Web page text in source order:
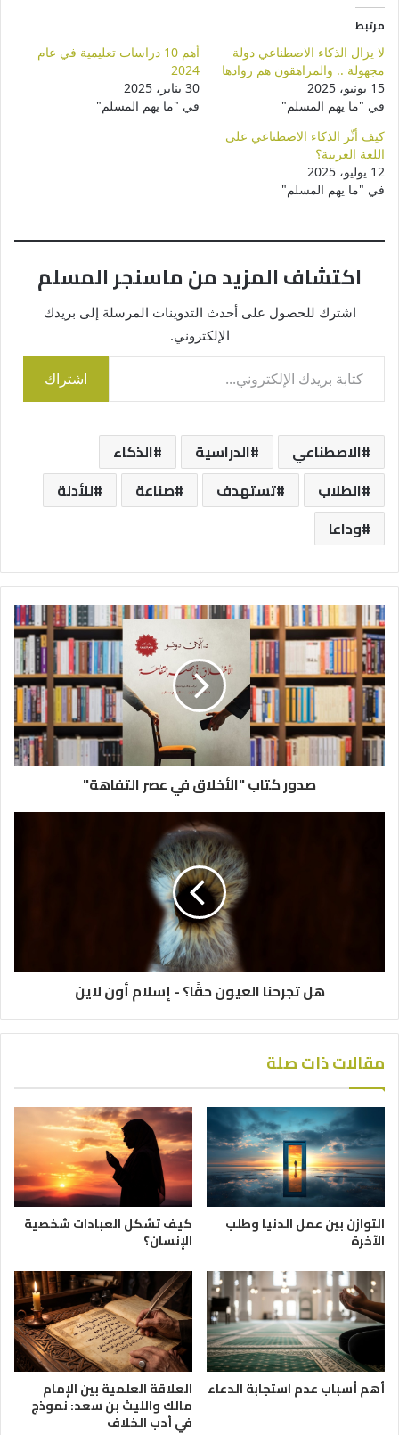
مرتبط
لا يزال الذكاء الاصطناعي دولة
مجهولة .. والمراهقون هم روادها
15 يونيو، 2025
في "ما يهم المسلم"
أهم 10 دراسات تعليمية في عام
2024
30 يناير، 2025
في "ما يهم المسلم"
كيف أثّر الذكاء الاصطناعي على
اللغة العربية؟
12 يوليو، 2025
في "ما يهم المسلم"
اكتشاف المزيد من ماسنجر المسلم
اشترك للحصول على أحدث التدوينات المرسلة إلى بريدك
الإلكتروني.
كتابة بريدك الإلكتروني...
اشتراك
الاصطناعي الدراسية
الذكاء
الطلاب
تستهدف صناعة
للأدلة
وداعا
صدور كتاب "الأخلاق في عصر التفاهة"
هل تجرحنا العيون حقًا؟ - إسلام أون لاين
مقالات ذات صلة
التوازن بين عمل الدنيا وطلب
الآخرة
كيف تشكل العبادات شخصية
الإنسان؟
أهم أسباب عدم استجابة الدعاء العلاقة العلمية بين الإمام
مالك والليث بن سعد: نموذج
في أدب الخلاف